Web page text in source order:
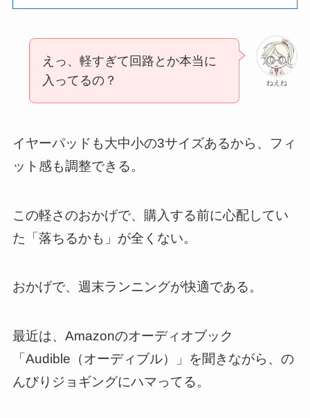
ねえね
えっ、軽すぎて回路とか本当に
入ってるの？
イヤーパッドも大中小の3サイズあるから、フィ
ット感も調整できる。
この軽さのおかげで、購入する前に心配してい
た「落ちるかも」が全くない。
おかげで、週末ランニングが快適である。
最近は、Amazonのオーディオブック
「Audible（オーディブル）」を聞きながら、の
んびりジョギングにハマってる。